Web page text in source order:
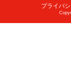
プライバ